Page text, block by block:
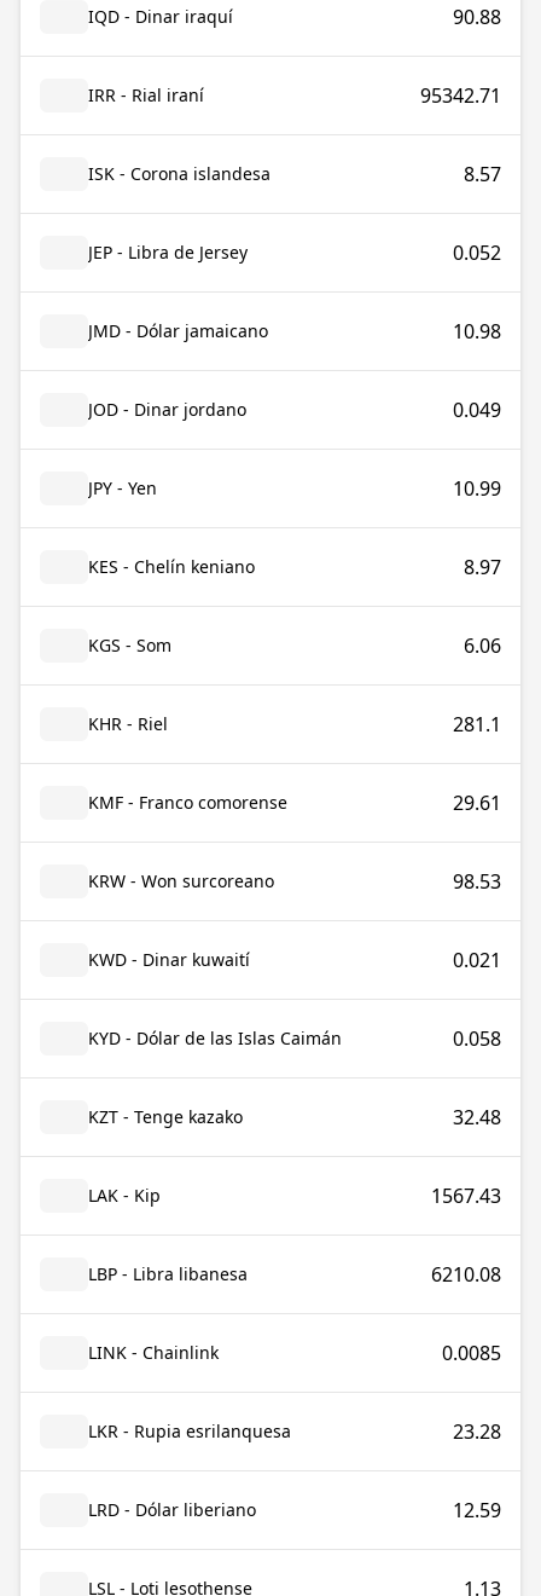
IQD - Dinar iraquí 90.88
IRR - Rial iraní 95342.71
ISK - Corona islandesa 8.57
JEP - Libra de Jersey 0.052
JMD - Dólar jamaicano 10.98
JOD - Dinar jordano 0.049
JPY - Yen 10.99
KES - Chelín keniano 8.97
KGS - Som 6.06
KHR - Riel 281.1
KMF - Franco comorense 29.61
KRW - Won surcoreano 98.53
KWD - Dinar kuwaití 0.021
KYD - Dólar de las Islas Caimán 0.058
KZT - Tenge kazako 32.48
LAK - Kip 1567.43
LBP - Libra libanesa 6210.08
LINK - Chainlink 0.0085
LKR - Rupia esrilanquesa 23.28
LRD - Dólar liberiano 12.59
LSL - Loti lesothense 1.13